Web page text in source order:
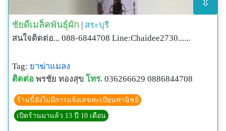
ชัยดีเมล็คพันธุ์ผัก | สระบุรี
สนใจติดต่อ... 088-6844708 Line:Chaidee2730......
Tag: ยาฆ่าแมลง
ติดต่อ พรชัย ทองสุข โทร. 036266629 0886844708
ร้านนี้ยังไม่มีการแจ้งเลขทะเบียนพานิชย์
เปิดร้านมาแล้ว 13 ปี 10 เดือน